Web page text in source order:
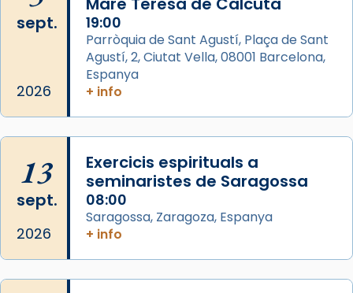
Aquest dilluns, 27 de juliol, ha tingut lloc la
missa d’acció de gràcies en agraïment al
comitè organitzador de la visita apostòlica
del Sant Pare Lleó XIV a Barcelona, i als
L’arquebisbe de Barcelona, el cardenal Joan
Josep Omella, ha presidit la missa i l’ha
concelebrat el bisbe auxiliar de Barcelona,
Mons. David Abadías.
📸 Dr. G. Simón
sept.
2026
19:00
Parròquia de Sant Agustí, Plaça de Sant
Agustí, 2, Ciutat Vella, 08001 Barcelona,
Espanya
+ info
13
sept.
2026
Exercicis espirituals a
seminaristes de Saragossa
08:00
Saragossa, Zaragoza, Espanya
+ info